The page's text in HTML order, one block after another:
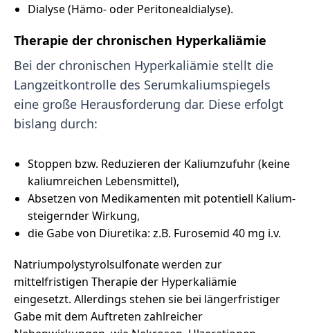
Dialyse (Hämo- oder Peritonealdialyse).
Therapie der chronischen Hyperkaliämie
Bei der chronischen Hyperkaliämie stellt die
Langzeitkontrolle des Serumkaliumspiegels
eine große Herausforderung dar. Diese erfolgt
bislang durch:
Stoppen bzw. Reduzieren der Kaliumzufuhr (keine
kaliumreichen Lebensmittel),
Absetzen von Medikamenten mit potentiell Kalium-
steigernder Wirkung,
die Gabe von Diuretika: z.B. Furosemid 40 mg i.v.
Natriumpolystyrolsulfonate werden zur
mittelfristigen Therapie der Hyperkaliämie
eingesetzt. Allerdings stehen sie bei längerfristiger
Gabe mit dem Auftreten zahlreicher